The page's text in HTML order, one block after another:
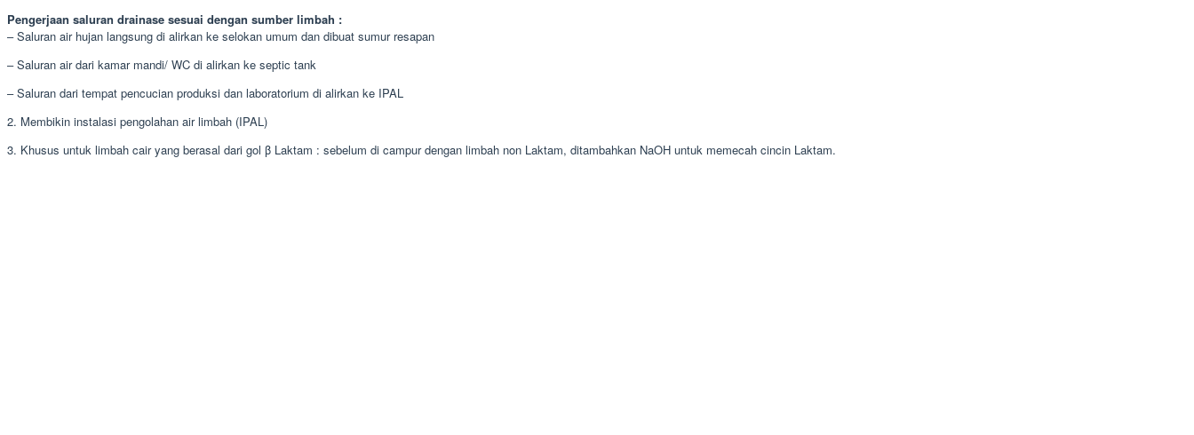
Pengerjaan saluran drainase sesuai dengan sumber limbah :
– Saluran air hujan langsung di alirkan ke selokan umum dan dibuat sumur resapan
– Saluran air dari kamar mandi/ WC di alirkan ke septic tank
– Saluran dari tempat pencucian produksi dan laboratorium di alirkan ke IPAL
2. Membikin instalasi pengolahan air limbah (IPAL)
3. Khusus untuk limbah cair yang berasal dari gol β Laktam : sebelum di campur dengan limbah non Laktam, ditambahkan NaOH untuk memecah cincin Laktam.